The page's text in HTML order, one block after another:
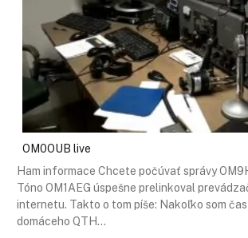
OM0OUB live
Ham informace Chcete počúvať správy
Tóno OM1AEG úspešne prelinkoval
internetu. Takto o tom píše: Nakoľko som
domáceho QTH…